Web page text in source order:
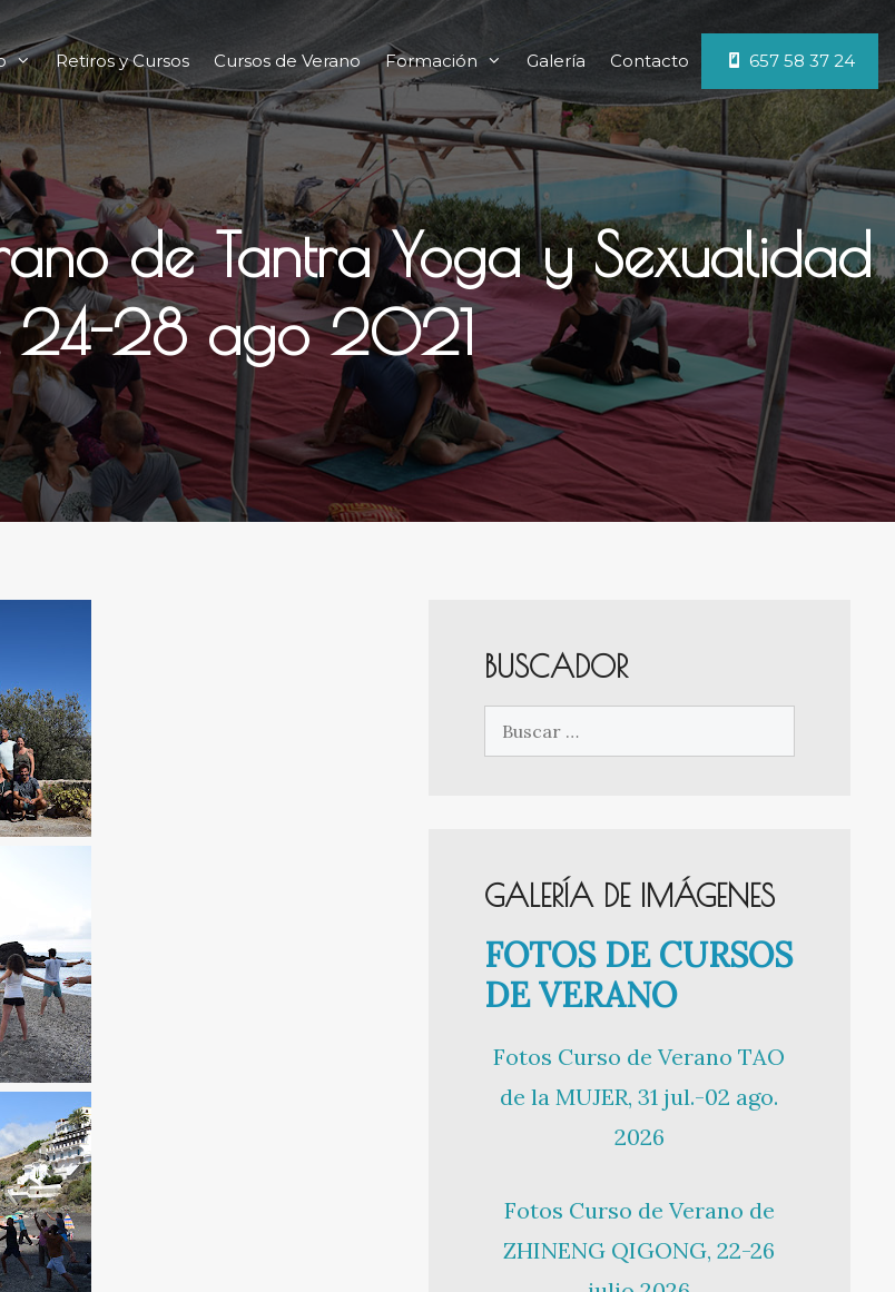
Retiros y Cursos Cursos de Verano Formación Galería Contacto 657 58 37 24
de Tantra Yoga y Sexualidad
24-28 ago 2021
BUSCADOR
GALERÍA DE IMÁGENES
FOTOS DE CURSOS
DE VERANO
Fotos Curso de Verano TAO
de la MUJER, 31 jul.-02 ago.
2026
Fotos Curso de Verano de
ZHINENG QIGONG, 22-26